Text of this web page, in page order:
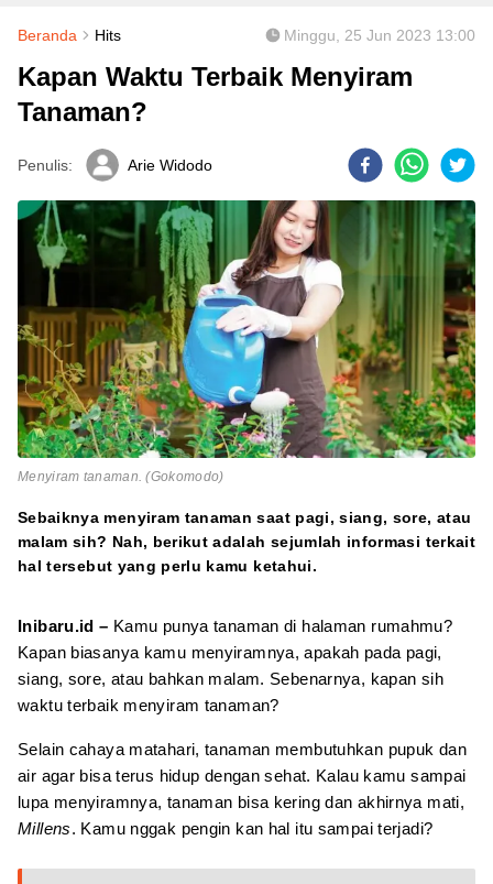
Beranda Hits Minggu, 25 Jun 2023 13:00
Kapan Waktu Terbaik Menyiram
Tanaman?
Penulis: Arie Widodo
Menyiram tanaman. (Gokomodo)
Sebaiknya menyiram tanaman saat pagi, siang, sore, atau
malam sih? Nah, berikut adalah sejumlah informasi terkait
hal tersebut yang perlu kamu ketahui.
Inibaru.id – Kamu punya tanaman di halaman rumahmu?
Kapan biasanya kamu menyiramnya, apakah pada pagi,
siang, sore, atau bahkan malam. Sebenarnya, kapan sih
waktu terbaik menyiram tanaman?
Selain cahaya matahari, tanaman membutuhkan pupuk dan
air agar bisa terus hidup dengan sehat. Kalau kamu sampai
lupa menyiramnya, tanaman bisa kering dan akhirnya mati,
Millens. Kamu nggak pengin kan hal itu sampai terjadi?